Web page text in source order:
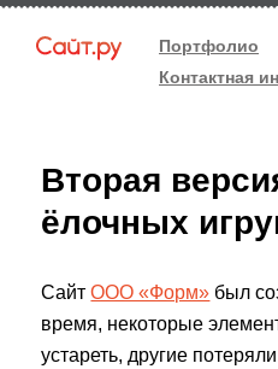
Портфолио
Контактная
Вторая
ёлочных
СайтООО «Форм» был
время, некоторые
устареть, другие